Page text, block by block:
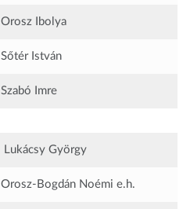
Orosz Ibolya
Sőtér István
Szabó Imre
Lukácsy György
Orosz-Bogdán Noémi e.h.